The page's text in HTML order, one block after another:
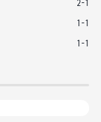
2-1
1-1
1-1